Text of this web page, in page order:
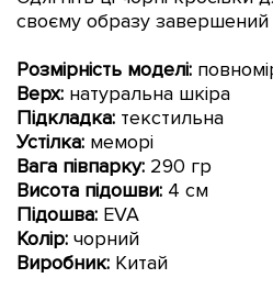
своєму образу завершений
Розмірність моделі:
Верх: натуральна шкіра
Підкладка: текстильна
Устілка: меморі
Вага півпарку: 290 гр
Висота підошви: 4 см
Підошва: EVA
Колір: чорний
Виробник: Китай